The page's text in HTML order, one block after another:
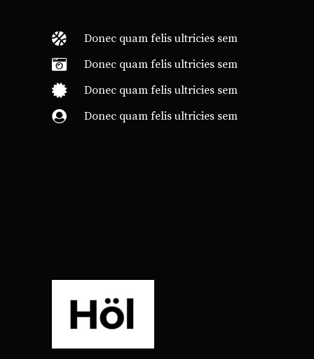
Donec quam felis ultricies sem
Donec quam felis ultricies sem
Donec quam felis ultricies sem
Donec quam felis ultricies sem